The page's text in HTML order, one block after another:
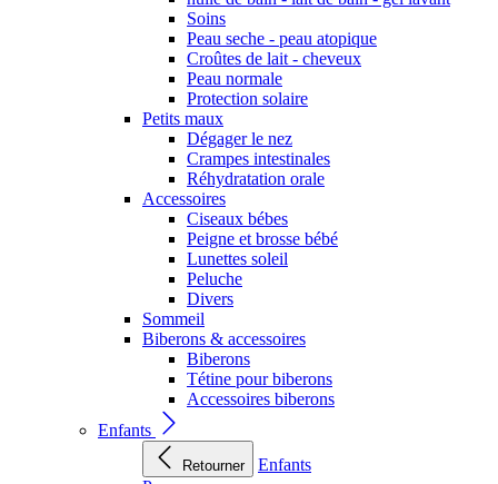
Soins
Peau seche - peau atopique
Croûtes de lait - cheveux
Peau normale
Protection solaire
Petits maux
Dégager le nez
Crampes intestinales
Réhydratation orale
Accessoires
Ciseaux bébes
Peigne et brosse bébé
Lunettes soleil
Peluche
Divers
Sommeil
Biberons & accessoires
Biberons
Tétine pour biberons
Accessoires biberons
Enfants
Retourner
Enfants